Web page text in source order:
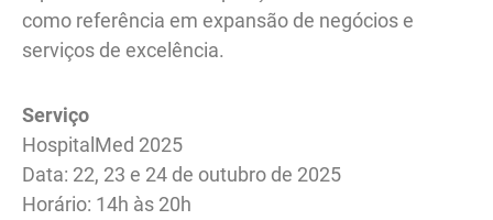
como referência em expansão de negócios e
serviços de excelência.
Serviço
HospitalMed 2025
Data: 22, 23 e 24 de outubro de 2025
Horário: 14h às 20h